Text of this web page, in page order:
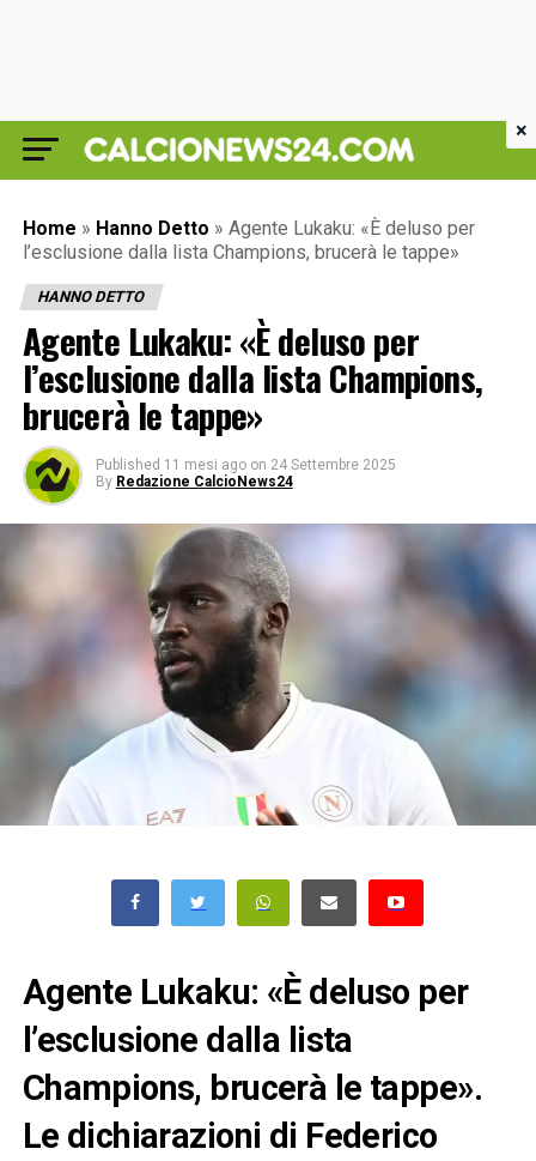
Home » Hanno Detto » Agente Lukaku: «È deluso per
l’esclusione dalla lista Champions, brucerà le tappe»
HANNO DETTO
Agente Lukaku: «È deluso per
l’esclusione dalla lista Champions,
brucerà le tappe»
Published 11 mesi ago on 24 Settembre 2025
By Redazione CalcioNews24
Agente Lukaku: «È deluso per
l’esclusione dalla lista
Champions, brucerà le tappe».
Le dichiarazioni di Federico
×